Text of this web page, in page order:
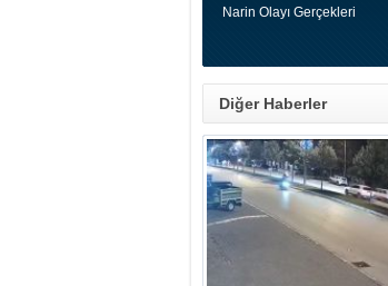
Narin Olayı Gerçekleri
Diğer Haberler